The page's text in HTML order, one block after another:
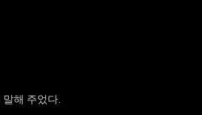
말해 주었다.